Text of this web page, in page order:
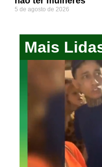
5 de agosto de 2026
Mais